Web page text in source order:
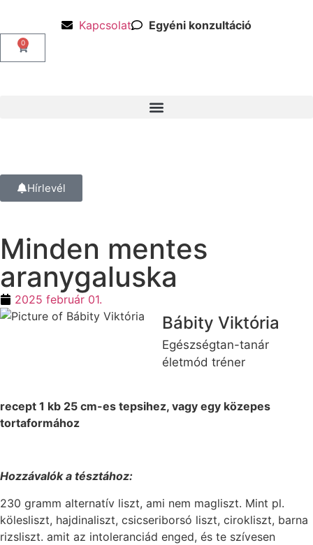
Kapcsolat Egyéni konzultáció
0
Hírlevél
Minden mentes
aranygaluska
2025 február 01.
Bábity Viktória
Egészségtan-tanár
életmód tréner
recept 1 kb 25 cm-es tepsihez, vagy egy közepes
tortaformához
Hozzávalók a tésztához:
230 gramm alternatív liszt, ami nem magliszt. Mint pl.
kölesliszt, hajdinaliszt, csicseriborsó liszt, cirokliszt, barna
rizsliszt. amit az intoleranciád enged, és te szívesen